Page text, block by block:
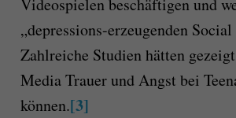
Videospielen beschäftigen und
„depressions-erzeugenden
Zahlreiche Studien hätten
Media Trauer und Angst bei
können.[3]